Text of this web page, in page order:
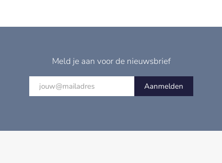
Meld je aan voor de nieuwsbrief
Aanmelden